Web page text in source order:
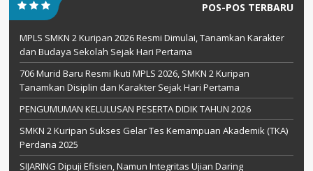
POS-POS TERBARU
MPLS SMKN 2 Kuripan 2026 Resmi Dimulai, Tanamkan Karakter
dan Budaya Sekolah Sejak Hari Pertama
706 Murid Baru Resmi Ikuti MPLS 2026, SMKN 2 Kuripan
Tanamkan Disiplin dan Karakter Sejak Hari Pertama
PENGUMUMAN KELULUSAN PESERTA DIDIK TAHUN 2026
SMKN 2 Kuripan Sukses Gelar Tes Kemampuan Akademik (TKA)
Perdana 2025
SIJARING Dipuji Efisien, Namun Integritas Ujian Daring